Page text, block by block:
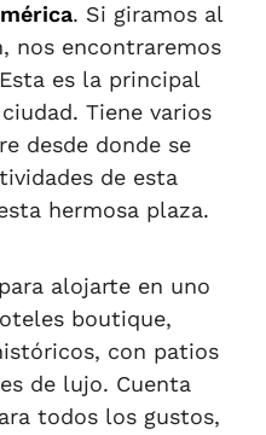
. Si giramos al
nos encontraremos
Esta es la principal
. Tiene varios
desde donde se
de esta
hermosa plaza.
ra alojarte en uno
boutique,
con patios
de lujo. Cuenta
todos los gustos,